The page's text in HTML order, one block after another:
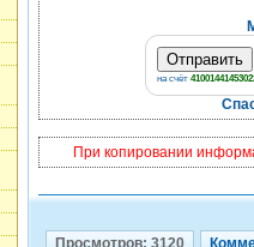
на счёт
При копировании
Просмотров: 3120